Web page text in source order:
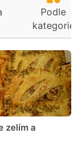
Podle
kategorie
zelím a